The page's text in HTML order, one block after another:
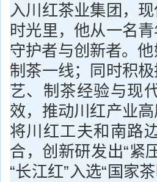
入川红茶业集团，
时光里，他从一名
守护者与创新者。
制茶一线；同时积
艺、制茶经验与现
效，推动川红产业
将川红工夫和南路
合，创新研发出“紧
“长江红”入选“国家